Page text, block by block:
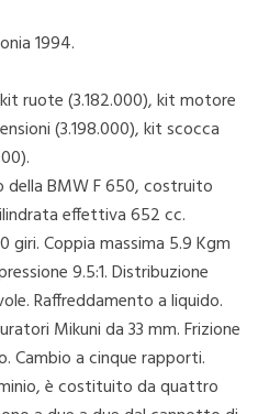
1994.
ruote (3.182.000), kit motore
(3.198.000), kit scocca
della BMW F 650, costruito
effettiva 652 cc.
giri. Coppia massima 5.9 Kgm
9.5:1. Distribuzione
Raffreddamento a liquido.
Mikuni da 33 mm. Frizione
Cambio a cinque rapporti.
è costituito da quattro